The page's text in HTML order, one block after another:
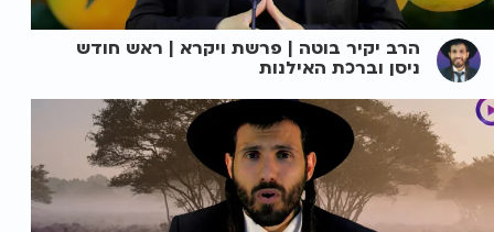
הרב יקיר בוטה | פרשת ויקרא | ראש חודש
ניסן וברכת האילנות